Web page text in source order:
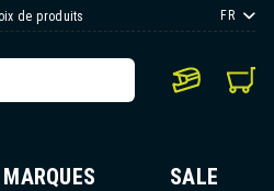
de produits FR
MARQUES SALE